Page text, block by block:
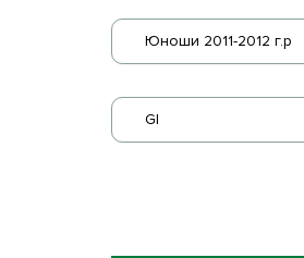
Юноши 2011-2012 г.р
GI